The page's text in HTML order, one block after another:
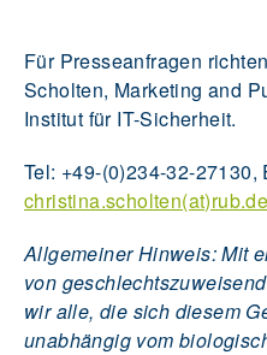
Für Presseanfragen
Scholten, Marketing and
Institut für IT-Sicherheit.
Tel: +49-(0)234-32-27130,
christina.scholten(at)rub.de
Allgemeiner Hinweis: Mit
von
wir alle, die sich diesem
unabhängig vom